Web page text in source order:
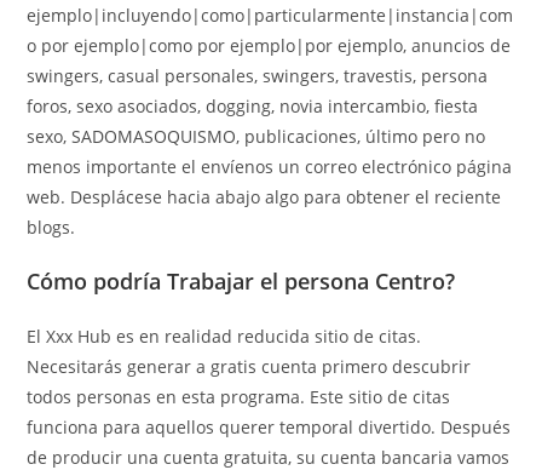
ejemplo|incluyendo|como|particularmente|instancia|com
o por ejemplo|como por ejemplo|por ejemplo, anuncios de
swingers, casual personales, swingers, travestis, persona
foros, sexo asociados, dogging, novia intercambio, fiesta
sexo, SADOMASOQUISMO, publicaciones, último pero no
menos importante el envíenos un correo electrónico página
web. Desplácese hacia abajo algo para obtener el reciente
blogs.
Cómo podría Trabajar el persona Centro?
El Xxx Hub es en realidad reducida sitio de citas.
Necesitarás generar a gratis cuenta primero descubrir
todos personas en esta programa. Este sitio de citas
funciona para aquellos querer temporal divertido. Después
de producir una cuenta gratuita, su cuenta bancaria vamos